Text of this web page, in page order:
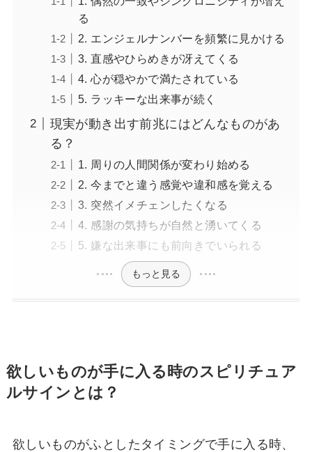
る
2. エンジェルナンバーを頻繁に見かける
3. 直感やひらめきが冴えてくる
4. 心が穏やかで満たされている
5. ラッキーな出来事が続く
現実が動き出す前兆にはどんなものがあ
る？
1. 周りの人間関係が変わり始める
2. 今までと違う感覚や違和感を覚える
3. 突然イメチェンしたくなる
4. 感謝の気持ちが自然と湧いてくる
5. 嫌な出来事にも前向きでいられる
もっと見る
欲しいものが手に入る時のスピリチュア
ルサインとは？
欲しいものがふとしたタイミングで手に入る時、